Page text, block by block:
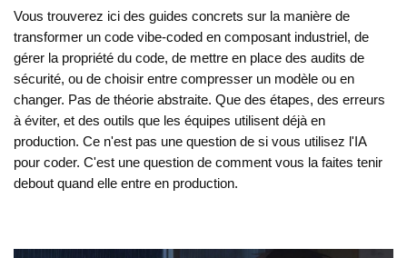
Vous trouverez ici des guides concrets sur la manière de
transformer un code vibe-coded en composant industriel, de
gérer la propriété du code, de mettre en place des audits de
sécurité, ou de choisir entre compresser un modèle ou en
changer. Pas de théorie abstraite. Que des étapes, des erreurs
à éviter, et des outils que les équipes utilisent déjà en
production. Ce n'est pas une question de si vous utilisez l'IA
pour coder. C'est une question de comment vous la faites tenir
debout quand elle entre en production.